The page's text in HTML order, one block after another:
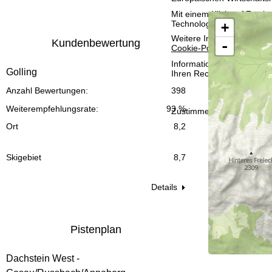
Mit einem Klick auf
Technologien. Wenn Sie
Weitere Informationen
Cookie-Policy.
Informationen zum
Ihren Rechten finden Sie
Zustimmen
Kundenbewertung
Golling
398
Anzahl Bewertungen:
93 %
Weiterempfehlungsrate:
Ort
8,2
Skigebiet 8,7
Details
Pistenplan
Dachstein West -
t
e
+
-